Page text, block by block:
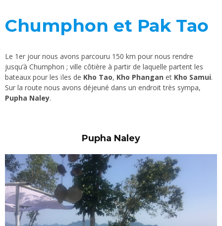
Chumphon et Pak Tao
Le 1er jour nous avons parcouru 150 km pour nous rendre
jusqu’à Chumphon ; ville côtière à partir de laquelle partent les
bateaux pour les ïles de Kho Tao, Kho Phangan et Kho Samui.
Sur la route nous avons déjeuné dans un endroit très sympa,
Pupha Naley.
Pupha Naley